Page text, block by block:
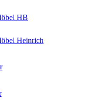
HB
Heinrich